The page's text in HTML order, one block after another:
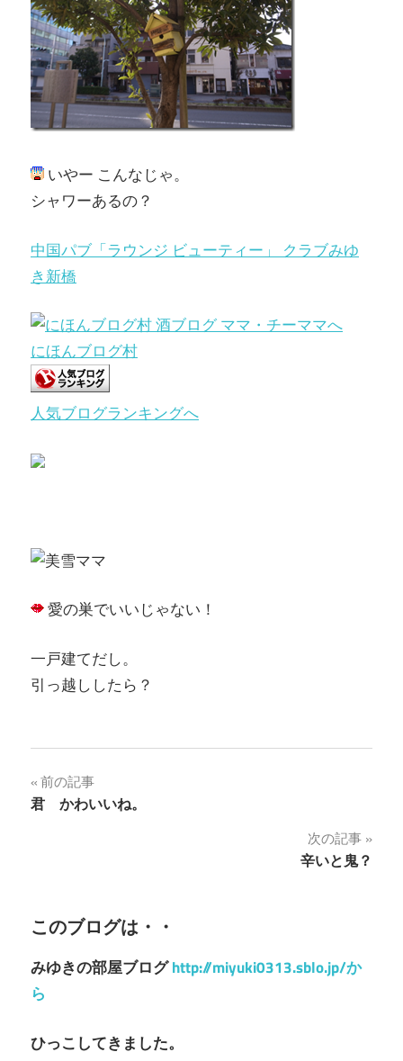
いやー こんなじゃ。
シャワーあるの？
中国パブ「ラウンジ ビューティー」 クラブみゆ
き新橋
にほんブログ村
人気ブログランキングへ
愛の巣でいいじゃない！
一戸建てだし。
引っ越ししたら？
投
稿
ゲ
ー
シ
ョ
前の記事
君 かわいいね。
次の記事
辛いと鬼？
このブログは・・
みゆきの部屋ブログhttp://miyuki0313.sblo.jp/か
ら
ひっこしてきました。